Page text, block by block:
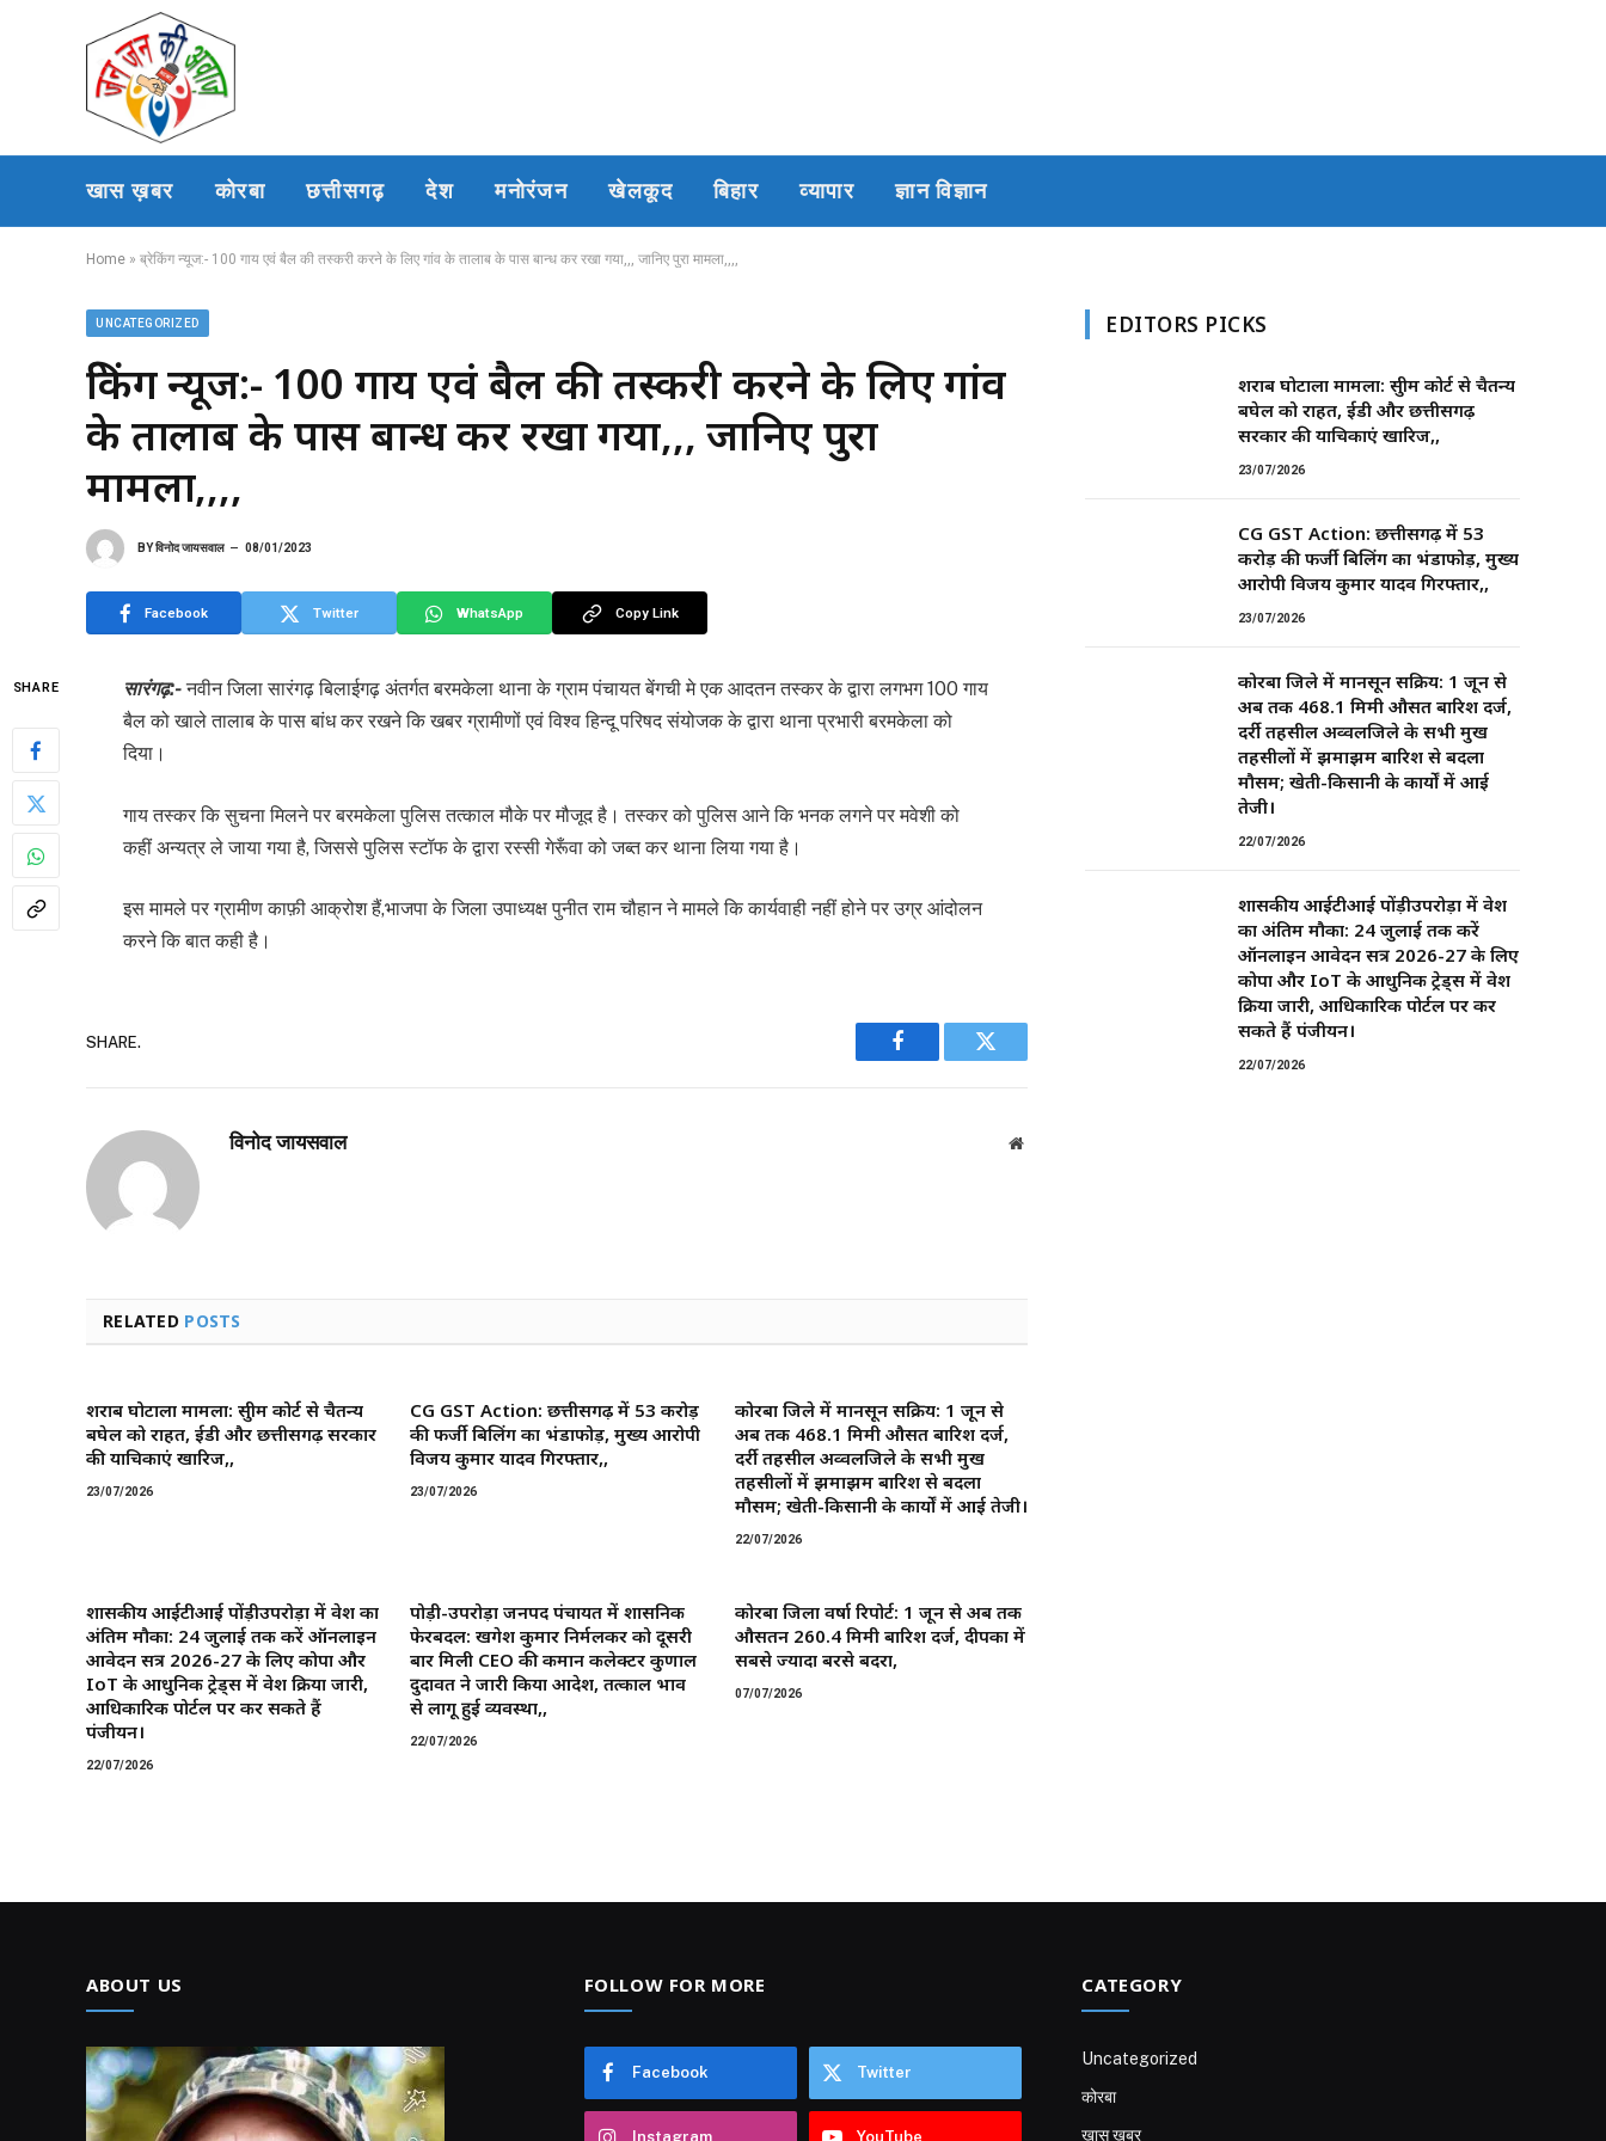
खास ख़बर कोरबा छत्तीसगढ़ देश मनोरंजन खेलकूद बिहार व्यापार ज्ञान विज्ञान
Home » ब्रेकिंग न्यूज:- 100 गाय एवं बैल की तस्करी करने के लिए गांव के तालाब के पास बान्ध कर रखा गया,,, जानिए पुरा मामला,,,,
UNCATEGORIZED
ब्रेकिंग न्यूज:- 100 गाय एवं बैल की तस्करी करने के लिए गांव
के तालाब के पास बान्ध कर रखा गया,,, जानिए पुरा
मामला,,,,
BYविनोद जायसवाल 08/01/2023
Facebook Twitter WhatsApp Copy Link
SHARE सारंगढ़:-नवीन जिला सारंगढ़ बिलाईगढ़ अंतर्गत बरमकेला थाना के ग्राम पंचायत बेंगची मे एक आदतन तस्कर के द्वारा लगभग 100 गाय
बैल को खाले तालाब के पास बांध कर रखने कि खबर ग्रामीणों एवं विश्व हिन्दू परिषद संयोजक के द्वारा थाना प्रभारी बरमकेला को
दिया।
गाय तस्कर कि सुचना मिलने पर बरमकेला पुलिस तत्काल मौके पर मौजूद है। तस्कर को पुलिस आने कि भनक लगने पर मवेशी को
कहीं अन्यत्र ले जाया गया है, जिससे पुलिस स्टॉफ के द्वारा रस्सी गेरूँवा को जब्त कर थाना लिया गया है।
इस मामले पर ग्रामीण काफ़ी आक्रोश हैं,भाजपा के जिला उपाध्यक्ष पुनीत राम चौहान ने मामले कि कार्यवाही नहीं होने पर उग्र आंदोलन
करने कि बात कही है।
SHARE.
Facebook Twitter
विनोद जायसवाल Website
RELATED POSTS
शराब घोटाला मामला: सुप्रीम कोर्ट से चैतन्य
बघेल को राहत, ईडी और छत्तीसगढ़ सरकार
की याचिकाएं खारिज,,
23/07/2026
CG GST Action: छत्तीसगढ़ में 53 करोड़
की फर्जी बिलिंग का भंडाफोड़, मुख्य आरोपी
विजय कुमार यादव गिरफ्तार,,
23/07/2026
कोरबा जिले में मानसून सक्रिय: 1 जून से
अब तक 468.1 मिमी औसत बारिश दर्ज,
दर्री तहसील अव्वलजिले के सभी प्रमुख
तहसीलों में झमाझम बारिश से बदला
मौसम; खेती-किसानी के कार्यों में आई तेजी।
22/07/2026
शासकीय आईटीआई पोंड़ीउपरोड़ा में प्रवेश का
अंतिम मौका: 24 जुलाई तक करें ऑनलाइन
आवेदन सत्र 2026-27 के लिए कोपा और
IoT के आधुनिक ट्रेड्स में प्रवेश प्रक्रिया जारी,
आधिकारिक पोर्टल पर कर सकते हैं
पंजीयन।
22/07/2026
पोड़ी-उपरोड़ा जनपद पंचायत में प्रशासनिक
फेरबदल: खगेश कुमार निर्मलकर को दूसरी
बार मिली CEO की कमान ​कलेक्टर कुणाल
दुदावत ने जारी किया आदेश, तत्काल प्रभाव
से लागू हुई व्यवस्था,,
22/07/2026
कोरबा जिला वर्षा रिपोर्ट: 1 जून से अब तक
औसतन 260.4 मिमी बारिश दर्ज, दीपका में
सबसे ज्यादा बरसे बदरा,
07/07/2026
EDITORS PICKS
शराब घोटाला मामला: सुप्रीम कोर्ट से चैतन्य
बघेल को राहत, ईडी और छत्तीसगढ़
सरकार की याचिकाएं खारिज,,
23/07/2026
CG GST Action: छत्तीसगढ़ में 53
करोड़ की फर्जी बिलिंग का भंडाफोड़, मुख्य
आरोपी विजय कुमार यादव गिरफ्तार,,
23/07/2026
कोरबा जिले में मानसून सक्रिय: 1 जून से
अब तक 468.1 मिमी औसत बारिश दर्ज,
दर्री तहसील अव्वलजिले के सभी प्रमुख
तहसीलों में झमाझम बारिश से बदला
मौसम; खेती-किसानी के कार्यों में आई
तेजी।
22/07/2026
शासकीय आईटीआई पोंड़ीउपरोड़ा में प्रवेश
का अंतिम मौका: 24 जुलाई तक करें
ऑनलाइन आवेदन सत्र 2026-27 के लिए
कोपा और IoT के आधुनिक ट्रेड्स में प्रवेश
प्रक्रिया जारी, आधिकारिक पोर्टल पर कर
सकते हैं पंजीयन।
22/07/2026
ABOUT US FOLLOW FOR MORE
Facebook Twitter
Instagram YouTube
CATEGORY
Uncategorized
कोरबा
खास ख़बर